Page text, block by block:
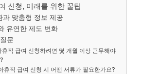
신청, 미래를 위한 꿀팁
과 맞춤형 정보 제공
유연한 제도 변화
문
휴직 급여 신청하려면 몇 개월 이상 근무해야
휴직 급여 신청 시 어떤 서류가 필요한가요?